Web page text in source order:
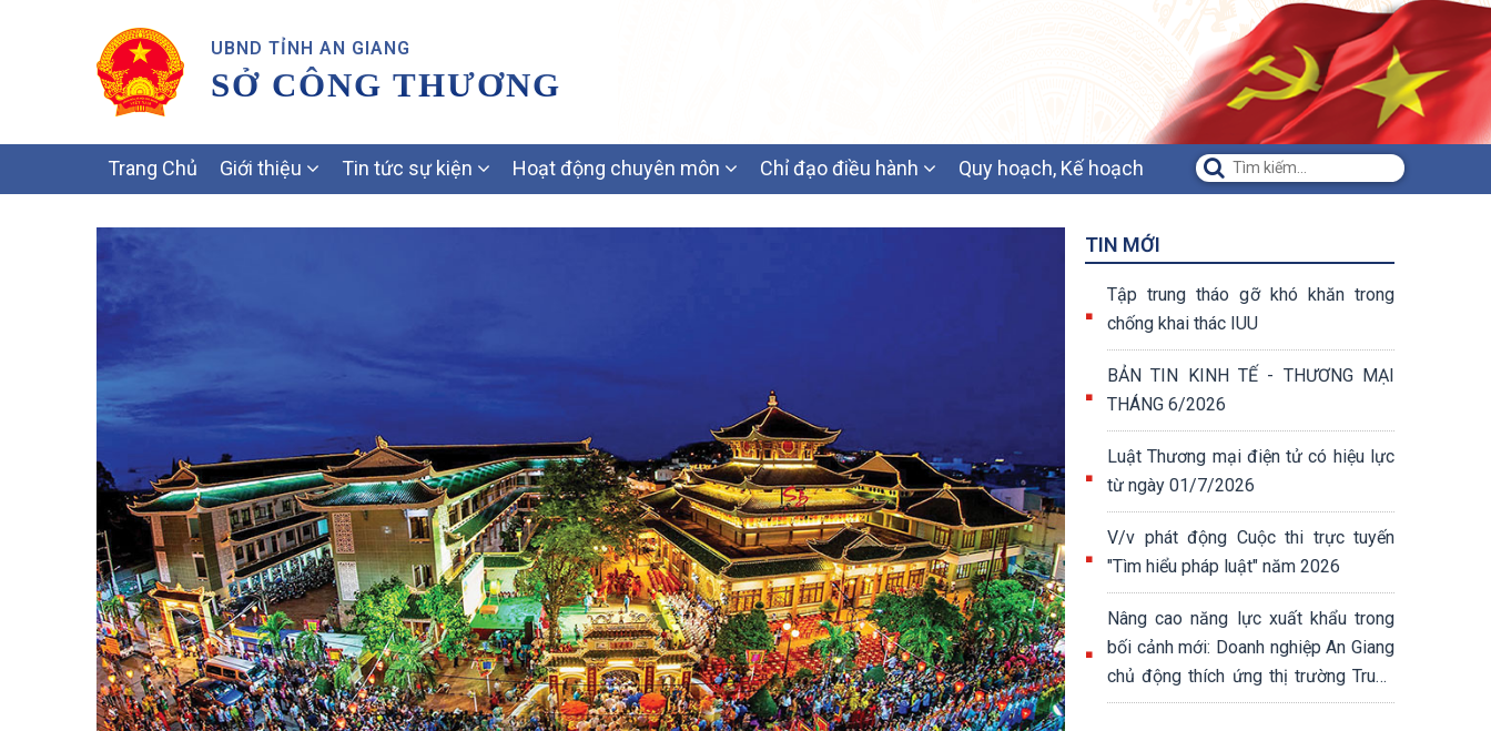
UBND TỈNH AN GIANG
SỞ CÔNG THƯƠNG
NAVIGATION
Trang Chủ Giới thiệu Tin tức sự kiện Hoạt động chuyên môn Chỉ đạo điều hành Quy hoạch, Kế hoạch
TIN MỚI
Tập trung tháo gỡ khó khăn trong
chống khai thác IUU
BẢN TIN KINH TẾ - THƯƠNG MẠI
THÁNG 6/2026
Luật Thương mại điện tử có hiệu lực
từ ngày 01/7/2026
V/v phát động Cuộc thi trực tuyến
"Tìm hiểu pháp luật" năm 2026
Nâng cao năng lực xuất khẩu trong
bối cảnh mới: Doanh nghiệp An Giang
chủ động thích ứng thị trường Trung
Quốc, Campuchia